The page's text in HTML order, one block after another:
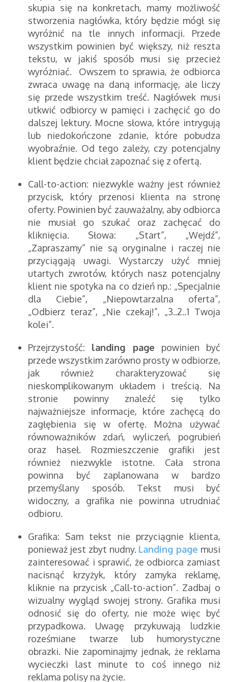
skupia się na konkretach, mamy możliwość
stworzenia nagłówka, który będzie mógł się
wyróżnić na tle innych informacji. Przede
wszystkim powinien być większy, niż reszta
tekstu, w jakiś sposób musi się przecież
wyróżniać. Owszem to sprawia, że odbiorca
zwraca uwagę na daną informację, ale liczy
się przede wszystkim treść. Nagłówek musi
utkwić odbiorcy w pamięci i zachęcić go do
dalszej lektury. Mocne słowa, które intrygują
lub niedokończone zdanie, które pobudza
wyobraźnie. Od tego zależy, czy potencjalny
klient będzie chciał zapoznać się z ofertą.
Call-to-action: niezwykle ważny jest również
przycisk, który przenosi klienta na stronę
oferty. Powinien być zauważalny, aby odbiorca
nie musiał go szukać oraz zachęcać do
kliknięcia. Słowa: „Start”, „Wejdź”,
„Zapraszamy” nie są oryginalne i raczej nie
przyciągają uwagi. Wystarczy użyć mniej
utartych zwrotów, których nasz potencjalny
klient nie spotyka na co dzień np.: „Specjalnie
dla Ciebie”, „Niepowtarzalna oferta”,
„Odbierz teraz”, „Nie czekaj!”, „3..2..1 Twoja
kolei”.
Przejrzystość: landing page powinien być
przede wszystkim zarówno prosty w odbiorze,
jak również charakteryzować się
nieskomplikowanym układem i treścią. Na
stronie powinny znaleźć się tylko
najważniejsze informacje, które zachęcą do
zagłębienia się w ofertę. Można używać
równoważników zdań, wyliczeń, pogrubień
oraz haseł. Rozmieszczenie grafiki jest
również niezwykle istotne. Cała strona
powinna być zaplanowana w bardzo
przemyślany sposób. Tekst musi być
widoczny, a grafika nie powinna utrudniać
odbioru.
Grafika: Sam tekst nie przyciągnie klienta,
ponieważ jest zbyt nudny. Landing page musi
zainteresować i sprawić, że odbiorca zamiast
nacisnąć krzyżyk, który zamyka reklamę,
kliknie na przycisk „Call-to-action”. Zadbaj o
wizualny wygląd swojej strony. Grafika musi
odnosić się do oferty, nie może więc być
przypadkowa. Uwagę przykuwają ludzkie
roześmiane twarze lub humorystyczne
obrazki. Nie zapominajmy jednak, że reklama
wycieczki last minute to coś innego niż
reklama polisy na życie.